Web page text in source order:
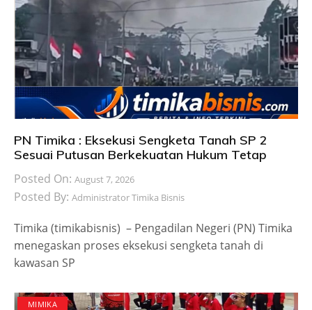
PN Timika : Eksekusi Sengketa Tanah SP 2
Sesuai Putusan Berkekuatan Hukum Tetap
Posted On: August 7, 2026
Posted By: Administrator Timika Bisnis
Timika (timikabisnis) – Pengadilan Negeri (PN) Timika
menegaskan proses eksekusi sengketa tanah di
kawasan SP
MIMIKA